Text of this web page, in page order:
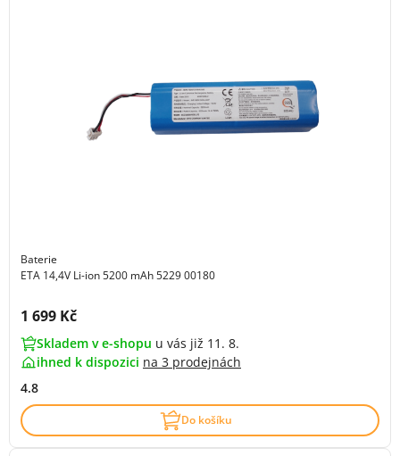
Baterie
ETA 14,4V Li-ion 5200 mAh 5229 00180
Cena s DPH:
1 699 Kč
Skladem v e-shopu u vás již 11. 8.
ihned k dispozici na 3 prodejnách
4.8
Do košíku